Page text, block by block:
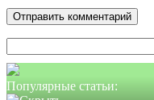
Популярные статьи: